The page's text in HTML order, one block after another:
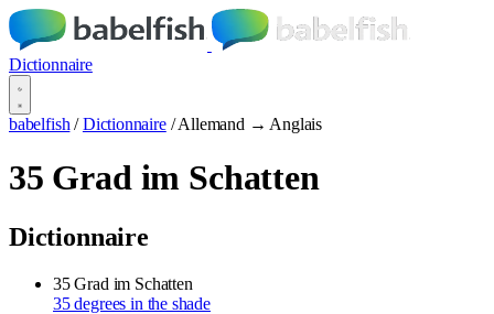
Dictionnaire
babelfish / Dictionnaire / Allemand → Anglais
35 Grad im Schatten
Dictionnaire
35 Grad im Schatten
35 degrees in the shade